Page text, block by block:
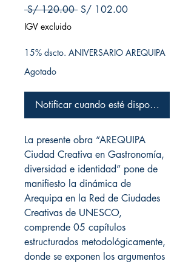
S/ 120.00 Precio
S/ 102.00Precio de oferta
IGV excluido
15% dscto. ANIVERSARIO AREQUIPA
Agotado
Notificar cuando esté disponible
La presente obra “AREQUIPA
Ciudad Creativa en Gastronomía,
diversidad e identidad” pone de
manifiesto la dinámica de
Arequipa en la Red de Ciudades
Creativas de UNESCO,
comprende 05 capítulos
estructurados metodológicamente,
donde se exponen los argumentos